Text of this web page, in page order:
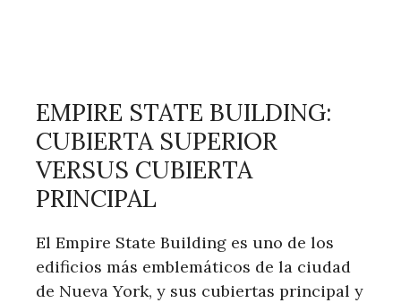
EMPIRE STATE BUILDING:
CUBIERTA SUPERIOR
VERSUS CUBIERTA
PRINCIPAL
El Empire State Building es uno de los
edificios más emblemáticos de la ciudad
de Nueva York, y sus cubiertas principal y